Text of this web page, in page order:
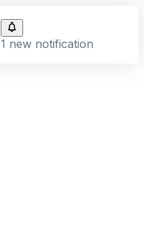
1 new notification